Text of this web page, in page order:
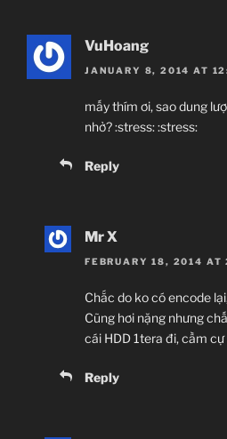
VuHoang
JANUARY 8, 2014 AT
mấy thím ơi, sao dung
nhở? :stress: :stress:
Reply
Mr X
FEBRUARY 18, 2014 AT
Chắc do ko có encode
Cũng hơi nặng nhưng
cái HDD 1tera đi, cầm cự
Reply